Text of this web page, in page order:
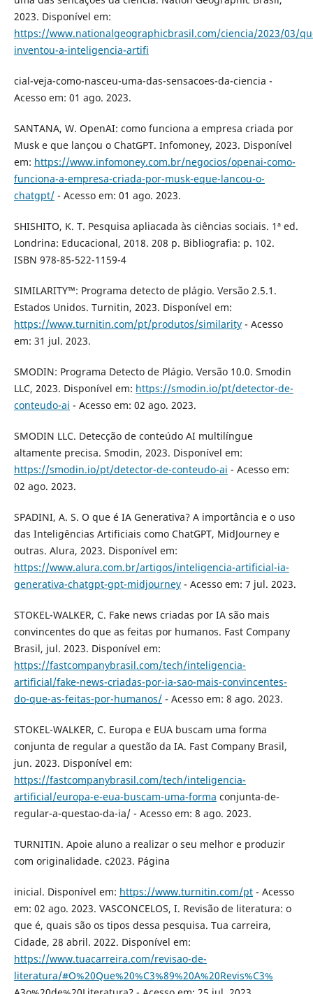
2023. Disponível em:
https://www.nationalgeographicbrasil.com/ciencia/2023/03/
inventou-a-inteligencia-artifi
cial-veja-como-nasceu-uma-das-sensacoes-da-ciencia -
Acesso em: 01 ago. 2023.
SANTANA, W. OpenAI: como funciona a empresa criada por
Musk e que lançou o ChatGPT. Infomoney, 2023. Disponível
em: https://www.infomoney.com.br/negocios/openai-como-
funciona-a-empresa-criada-por-musk-eque-lancou-o-
chatgpt/- Acesso em: 01 ago. 2023.
SHISHITO, K. T. Pesquisa apliacada às ciências sociais. 1ª ed.
Londrina: Educacional, 2018. 208 p. Bibliografia: p. 102.
ISBN 978-85-522-1159-4
SIMILARITY™: Programa detecto de plágio. Versão 2.5.1.
Estados Unidos. Turnitin, 2023. Disponível em:
https://www.turnitin.com/pt/produtos/similarity- Acesso
em: 31 jul. 2023.
SMODIN: Programa Detecto de Plágio. Versão 10.0. Smodin
LLC, 2023. Disponível em: https://smodin.io/pt/detector-de-
conteudo-ai - Acesso em: 02 ago. 2023.
SMODIN LLC. Detecção de conteúdo AI multilíngue
altamente precisa. Smodin, 2023. Disponível em:
https://smodin.io/pt/detector-de-conteudo-ai - Acesso em:
02 ago. 2023.
SPADINI, A. S. O que é IA Generativa? A importância e o uso
das Inteligências Artificiais como ChatGPT, MidJourney e
outras. Alura, 2023. Disponível em:
https://www.alura.com.br/artigos/inteligencia-artificial-ia-
generativa-chatgpt-gpt-midjourney- Acesso em: 7 jul. 2023.
STOKEL-WALKER, C. Fake news criadas por IA são mais
convincentes do que as feitas por humanos. Fast Company
Brasil, jul. 2023. Disponível em:
https://fastcompanybrasil.com/tech/inteligencia-
artificial/fake-news-criadas-por-ia-sao-mais-convincentes-
do-que-as-feitas-por-humanos/- Acesso em: 8 ago. 2023.
STOKEL-WALKER, C. Europa e EUA buscam uma forma
conjunta de regular a questão da IA. Fast Company Brasil,
jun. 2023. Disponível em:
https://fastcompanybrasil.com/tech/inteligencia-
artificial/europa-e-eua-buscam-uma-forma conjunta-de-
regular-a-questao-da-ia/ - Acesso em: 8 ago. 2023.
TURNITIN. Apoie aluno a realizar o seu melhor e produzir
com originalidade. c2023. Página
inicial. Disponível em: https://www.turnitin.com/pt- Acesso
em: 02 ago. 2023. VASCONCELOS, I. Revisão de literatura: o
que é, quais são os tipos dessa pesquisa. Tua carreira,
Cidade, 28 abril. 2022. Disponível em:
https://www.tuacarreira.com/revisao-de-
literatura/#O%20Que%20%C3%89%20A%20Revis%C3%